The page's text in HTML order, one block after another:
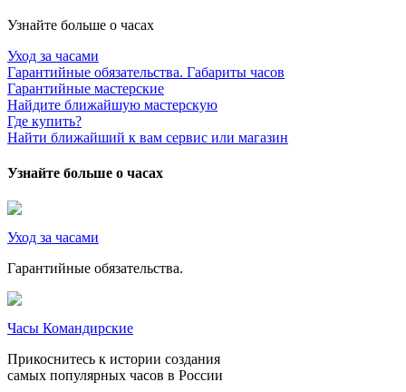
Узнайте больше о часах
Уход за часами
Гарантийные обязательства. Габариты часов
Гарантийные мастерские
Найдите ближайшую мастерскую
Где купить?
Найти ближайший к вам сервис или магазин
Узнайте больше о часах
Уход за часами
Гарантийные обязательства.
Часы Командирские
Прикоснитесь к истории создания
самых популярных часов в России